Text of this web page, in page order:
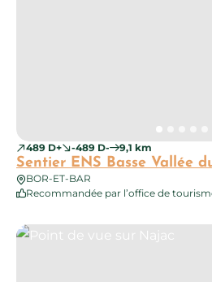
489 D+ -489 D- 9,1 km
Sentier ENS Basse Vallée
BOR-ET-BAR
Recommandée par l’office de
Point de vue sur Najac